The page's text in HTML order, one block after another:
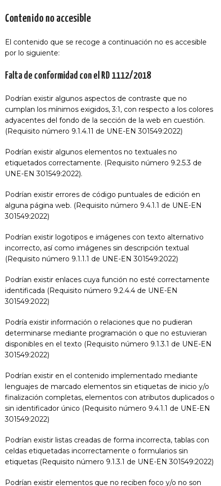
Contenido no accesible
El contenido que se recoge a continuación no es accesible
por lo siguiente:
Falta de conformidad con el RD 1112/2018
Podrían existir algunos aspectos de contraste que no
cumplan los mínimos exigidos, 3:1, con respecto a los colores
adyacentes del fondo de la sección de la web en cuestión.
(Requisito número 9.1.4.11 de UNE-EN 301549:2022)
Podrían existir algunos elementos no textuales no
etiquetados correctamente. (Requisito número 9.2.5.3 de
UNE-EN 301549:2022).
Podrían existir errores de código puntuales de edición en
alguna página web. (Requisito número 9.4.1.1 de UNE-EN
301549:2022)
Podrían existir logotipos e imágenes con texto alternativo
incorrecto, así como imágenes sin descripción textual
(Requisito número 9.1.1.1 de UNE-EN 301549:2022)
Podrían existir enlaces cuya función no esté correctamente
identificada (Requisito número 9.2.4.4 de UNE-EN
301549:2022)
Podría existir información o relaciones que no pudieran
determinarse mediante programación o que no estuvieran
disponibles en el texto (Requisito número 9.1.3.1 de UNE-EN
301549:2022)
Podrían existir en el contenido implementado mediante
lenguajes de marcado elementos sin etiquetas de inicio y/o
finalización completas, elementos con atributos duplicados o
sin identificador único (Requisito número 9.4.1.1 de UNE-EN
301549:2022)
Podrían existir listas creadas de forma incorrecta, tablas con
celdas etiquetadas incorrectamente o formularios sin
etiquetas (Requisito número 9.1.3.1 de UNE-EN 301549:2022)
Podrían existir elementos que no reciben foco y/o no son